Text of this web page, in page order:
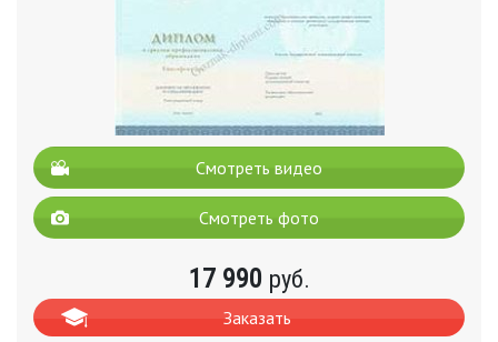
Смотреть видео
Смотреть фото
17 990 руб.
Заказать